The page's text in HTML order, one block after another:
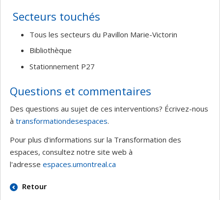
Secteurs touchés
Tous les secteurs du Pavillon Marie-Victorin
Bibliothèque
Stationnement P27
Questions et commentaires
Des questions au sujet de ces interventions? Écrivez-nous
à transformationdesespaces.
Pour plus d'informations sur la Transformation des
espaces, consultez notre site web à
l'adresse espaces.umontreal.ca
Retour